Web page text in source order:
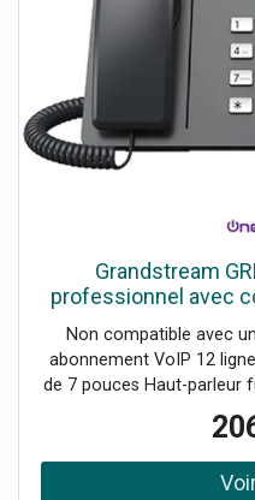
Grandstream
professionnel avec
gérer jusqu'à 6
Non compatible avec
abonnement VoIP 12
de 7 pouces Haut-parleur
Ethernet 2 Gb, PoE
interchangeable pour la
casque d'écoute
bande